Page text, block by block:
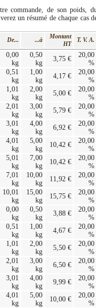
commande, de son poids,
un résumé de chaque cas
De... ...à
Montant
HT
T. V. A.
0,00
kg
0,50
kg
3,75 €
20,00
%
0,51
kg
1,00
kg
4,17 €
20,00
%
1,01
kg
2,00
kg
5,00 €
20,00
%
2,01
kg
3,00
kg
5,79 €
20,00
%
3,01
kg
4,00
kg
6,92 €
20,00
%
4,01
kg
5,00
kg
10,42 €
20,00
%
5,01
kg
7,00
kg
10,42 €
20,00
%
7,01
kg
10,00
kg
11,92 €
20,00
%
10,01
kg
15,00
kg
15,75 €
20,00
%
0,00
kg
0,50
kg
3,88 €
20,00
%
0,51
kg
1,00
kg
4,67 €
20,00
%
1,01
kg
2,00
kg
5,50 €
20,00
%
2,01
kg
3,00
kg
6,50 €
20,00
%
3,01
kg
4,00
kg
9,99 €
20,00
%
4,01
kg
5,00
kg
10,00 €
20,00
%